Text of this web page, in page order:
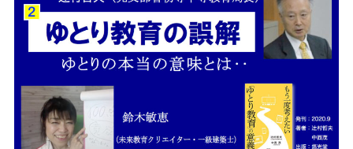
b
o
e
r
e
l
l
e
C
s